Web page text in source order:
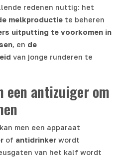
redenen nuttig: het
melkproductie te beheren
uitputting te voorkomen in
, en de
van jonge runderen te
een antizuiger om
men een apparaat
of antidrinker wordt
van het kalf wordt